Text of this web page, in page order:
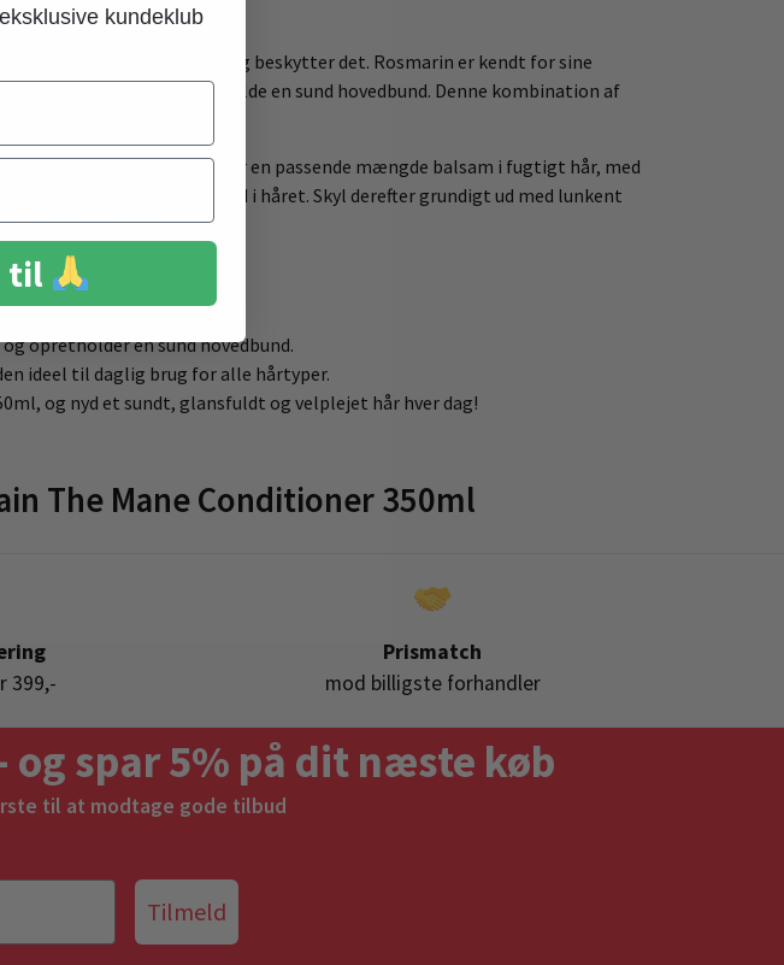
fugt, men også styrker og beskytter det. Rosmarin er kendt for sine
hjælper med at opretholde en sund hovedbund. Denne kombination af
The Mane Shampoo, påfør en passende mængde balsam i fugtigt hår, med
ingredienser trænger ind i håret. Skyl derefter grundigt ud med lunkent
med daglig pleje.
det blødt og glansfuldt.
opretholder en sund hovedbund.
ideel til daglig brug for alle hårtyper.
og nyd et sundt, glansfuldt og velplejet hår hver dag!
The Mane Conditioner 350ml
399,-
Prismatch
mod billigste forhandler
spar 5% på dit næste køb
til at modtage gode tilbud
Tilmeld
kundeklub
til